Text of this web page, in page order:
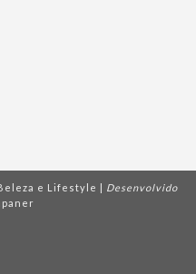
e Lifestyle | Desenvolvido